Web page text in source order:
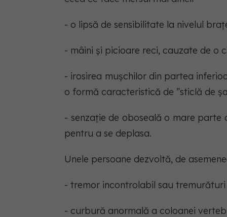
- o lipsă de sensibilitate la nivelul
- mâini și picioare reci, cauzate de o
- irosirea mușchilor din partea
o formă caracteristică de ”sticlă de
- senzație de oboseală o mare
pentru a se deplasa.
Unele persoane dezvoltă, de
- tremor incontrolabil sau
- curbură anormală a coloanei